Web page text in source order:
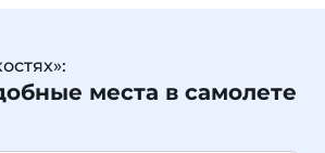
места в самолете